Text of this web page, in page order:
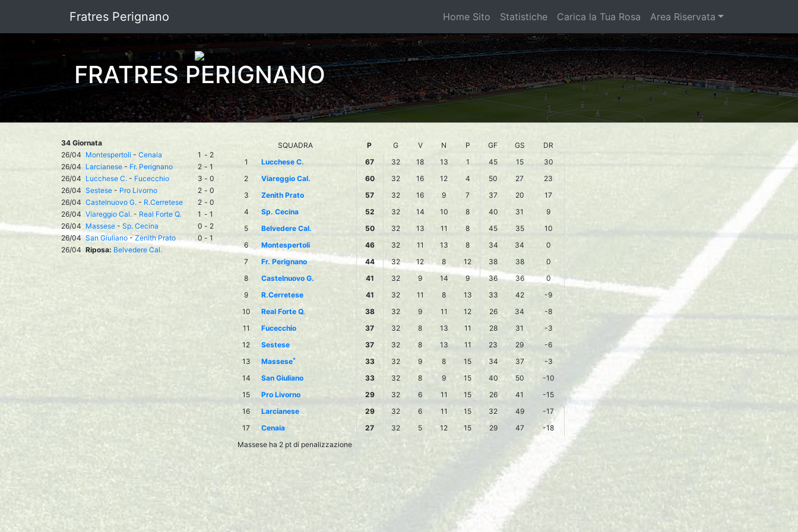
Fratres Perignano Home Sito Statistiche Carica la Tua Rosa Area Riservata
FRATRES PERIGNANO
34 Giornata
26/04 Montespertoli - Cenaia 1 - 2
26/04 Larcianese - Fr. Perignano 2 - 1
26/04 Lucchese C. - Fucecchio 3 - 0
26/04 Sestese - Pro Livorno 2 - 0
26/04 Castelnuovo G. - R.Cerretese 2 - 0
26/04 Viareggio Cal. - Real Forte Q. 1 - 1
26/04 Massese - Sp. Cecina 0 - 2
26/04 San Giuliano-Zenith Prato 0 - 1
26/04 Riposa: Belvedere Cal.
SQUADRA P G V N P GF GS
DR
1
Lucchese C. 67 32 18 13 1 45 15
30
2
Viareggio Cal. 60 32 16 12 4 50 27
23
3
Zenith Prato 57 32 16 9 7 37 20
17
4
Sp. Cecina 52 32 14 10 8 40 31
9
5
Belvedere Cal. 50 32 13 11 8 45 35
10
6
Montespertoli 46 32 11 13 8 34 34
0
7
Fr. Perignano 44 32 12 8 12 38 38
0
8
Castelnuovo G. 41 32 9 14 9 36 36
0
9
R.Cerretese 41 32 11 8 13 33 42
-9
10
Real Forte Q. 38 32 9 11 12 26 34
-8
11
Fucecchio 37 32 8 13 11 28 31
-3
12
Sestese 37 32 8 13 11 23 29
-6
13
Massese* 33 32 9 8 15 34 37
-3
14
San Giuliano 33 32 8 9 15 40 50
-10
15
Pro Livorno 29 32 6 11 15 26 41
-15
16
Larcianese 29 32 6 11 15 32 49
-17
17
Cenaia 27 32 5 12 15 29 47
-18
Massese ha 2 pt di penalizzazione